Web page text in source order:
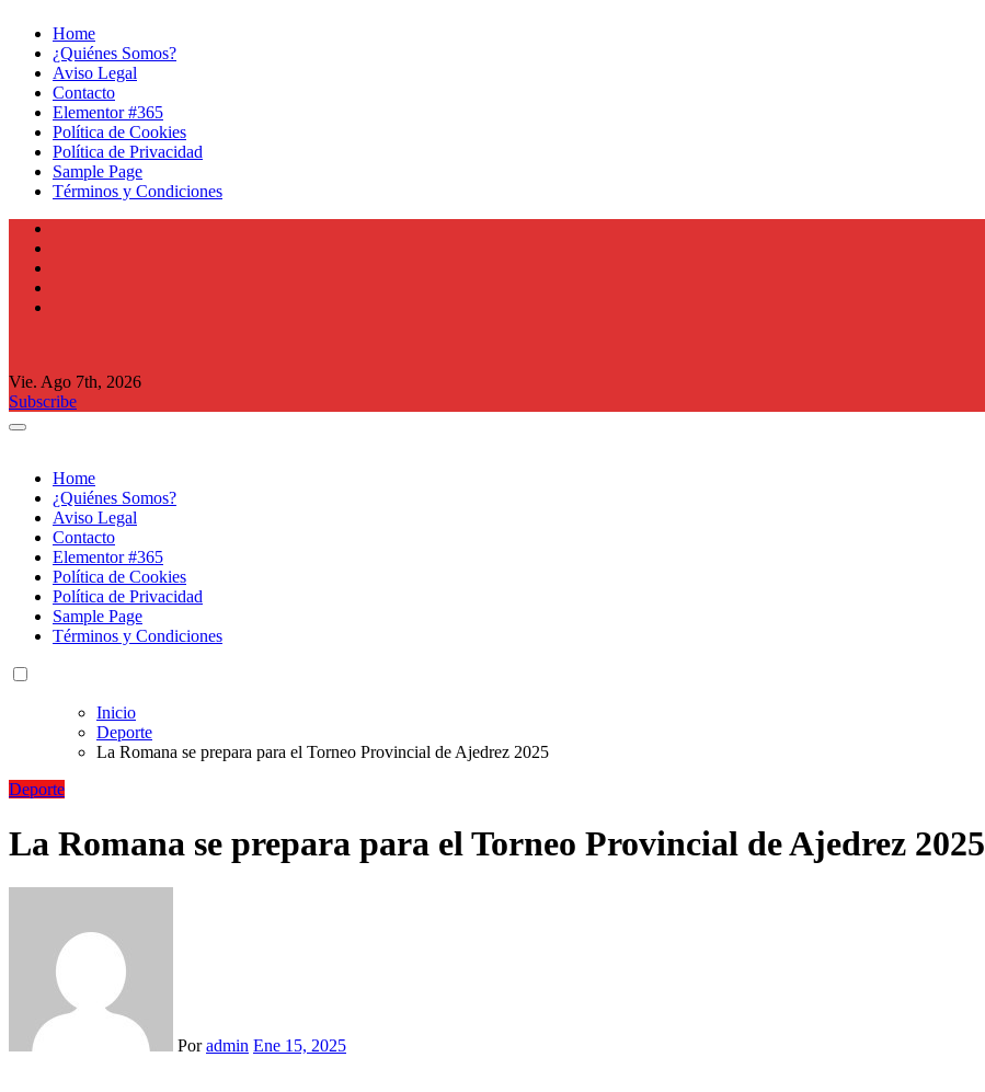
contenido
Home
¿Quiénes Somos?
Aviso Legal
Contacto
Elementor #365
Política de Cookies
Política de Privacidad
Sample Page
Términos y Condiciones
Vie. Ago 7th, 2026
Subscribe
Home
¿Quiénes Somos?
Aviso Legal
Contacto
Elementor #365
Política de Cookies
Política de Privacidad
Sample Page
Términos y Condiciones
Inicio
Deporte
La Romana se prepara para el Torneo Provincial de Ajedrez 2025
Deporte
La Romana se prepara para el Torneo Provincial de Ajedrez 2025
Poradmin Ene 15, 2025